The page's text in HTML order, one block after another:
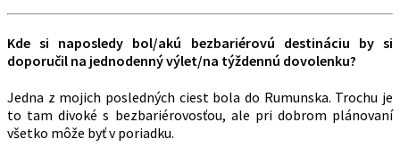
Kde si naposledy bol/akú bezbariérovú destináciu by si
doporučil na jednodenný výlet/na týždennú dovolenku?
Jedna z mojich posledných ciest bola do Rumunska. Trochu je
to tam divoké s bezbariérovosťou, ale pri dobrom plánovaní
všetko môže byť v poriadku.